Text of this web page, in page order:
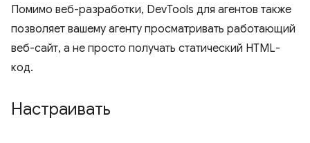
Помимо веб-разработки, DevTools для агентов также
позволяет вашему агенту просматривать работающий
веб-сайт, а не просто получать статический HTML-
код.
Настраивать